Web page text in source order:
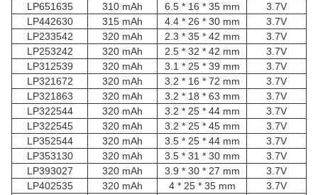
LP651635
310 mAh 6.5 * 16 * 35 mm
3.7V
LP442630
315 mAh 4.4 * 26 * 30 mm
3.7V
LP233542
320 mAh 2.3 * 35 * 42 mm
3.7V
LP253242
320 mAh 2.5 * 32 * 42 mm
3.7V
LP312539
320 mAh 3.1 * 25 * 39 mm
3.7V
LP321672
320 mAh 3.2 * 16 * 72 mm
3.7V
LP321863
320 mAh 3.2 * 18 * 63 mm
3.7V
LP322544
320 mAh 3.2 * 25 * 44 mm
3.7V
LP322545
320 mAh 3.2 * 25 * 45 mm
3.7V
LP352544
320 mAh 3.5 * 25 * 44 mm
3.7V
LP353130
320 mAh 3.5 * 31 * 30 mm
3.7V
LP393027
320 mAh 3.9 * 30 * 27 mm
3.7V
LP402535
320 mAh 4 * 25 * 35 mm 3.7V